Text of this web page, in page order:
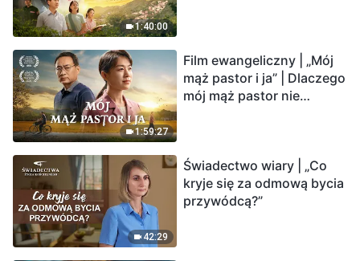
1:40:00
1:59:27
Film ewangeliczny | „Mój
mąż pastor i ja” | Dlaczego
mój mąż pastor nie
42:29
Świadectwo wiary | „Co
kryje się za odmową bycia
przywódcą?”